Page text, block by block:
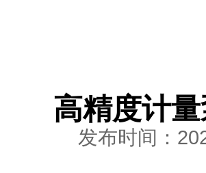
高精度计
发布时间：